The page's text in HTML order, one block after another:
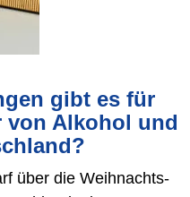
gibt es für
von Alkohol und
über die Weihnachts-